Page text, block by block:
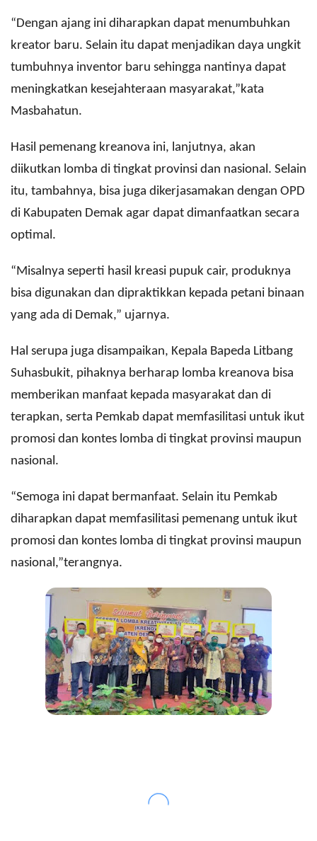
“Dengan ajang ini diharapkan dapat menumbuhkan
kreator baru. Selain itu dapat menjadikan daya ungkit
tumbuhnya inventor baru sehingga nantinya dapat
meningkatkan kesejahteraan masyarakat,”kata
Masbahatun.
Hasil pemenang kreanova ini, lanjutnya, akan
diikutkan lomba di tingkat provinsi dan nasional. Selain
itu, tambahnya, bisa juga dikerjasamakan dengan OPD
di Kabupaten Demak agar dapat dimanfaatkan secara
optimal.
“Misalnya seperti hasil kreasi pupuk cair, produknya
bisa digunakan dan dipraktikkan kepada petani binaan
yang ada di Demak,” ujarnya.
Hal serupa juga disampaikan, Kepala Bapeda Litbang
Suhasbukit, pihaknya berharap lomba kreanova bisa
memberikan manfaat kepada masyarakat dan di
terapkan, serta Pemkab dapat memfasilitasi untuk ikut
promosi dan kontes lomba di tingkat provinsi maupun
nasional.
“Semoga ini dapat bermanfaat. Selain itu Pemkab
diharapkan dapat memfasilitasi pemenang untuk ikut
promosi dan kontes lomba di tingkat provinsi maupun
nasional,”terangnya.